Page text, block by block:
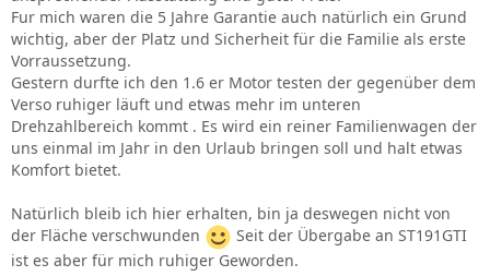
Fur mich waren die 5 Jahre Garantie auch natürlich ein Grund
wichtig, aber der Platz und Sicherheit für die Familie als erste
Vorraussetzung.
Gestern durfte ich den 1.6 er Motor testen der gegenüber dem
Verso ruhiger läuft und etwas mehr im unteren
Drehzahlbereich kommt . Es wird ein reiner Familienwagen der
uns einmal im Jahr in den Urlaub bringen soll und halt etwas
Komfort bietet.
Natürlich bleib ich hier erhalten, bin ja deswegen nicht von
der Fläche verschwunden
Seit der Übergabe an ST191GTI
ist es aber für mich ruhiger Geworden.